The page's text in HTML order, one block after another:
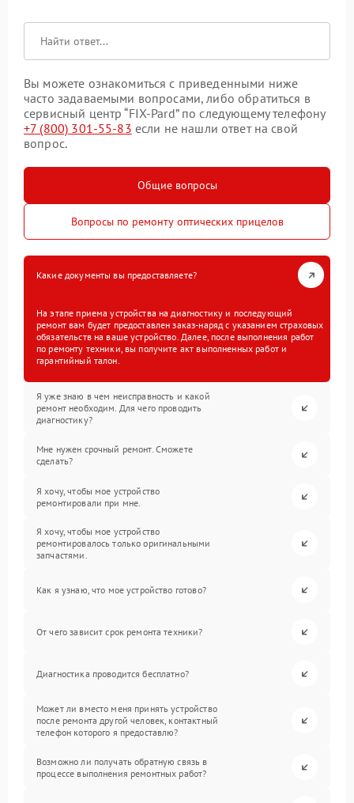
Вы можете ознакомиться с приведенными ниже
часто задаваемыми вопросами, либо обратиться в
сервисный центр “FIX-Pard” по следующему телефону
+7 (800) 301-55-83 если не нашли ответ на свой
вопрос.
Общие вопросы
Вопросы по ремонту оптических прицелов
Какие документы вы предоставляете?
На этапе приема устройства на диагностику и последующий
ремонт вам будет предоставлен заказ-наряд с указанием страховых
обязательств на ваше устройство. Далее, после выполнения работ
по ремонту техники, вы получите акт выполненных работ и
гарантийный талон.
Я уже знаю в чем неисправность и какой
ремонт необходим. Для чего проводить
диагностику?
Мне нужен срочный ремонт. Сможете
сделать?
Я хочу, чтобы мое устройство
ремонтировали при мне.
Я хочу, чтобы мое устройство
ремонтировалось только оригинальными
запчастями.
Как я узнаю, что мое устройство готово?
От чего зависит срок ремонта техники?
Диагностика проводится бесплатно?
Может ли вместо меня принять устройство
после ремонта другой человек, контактный
телефон которого я предоставлю?
Возможно ли получать обратную связь в
процессе выполнения ремонтных работ?